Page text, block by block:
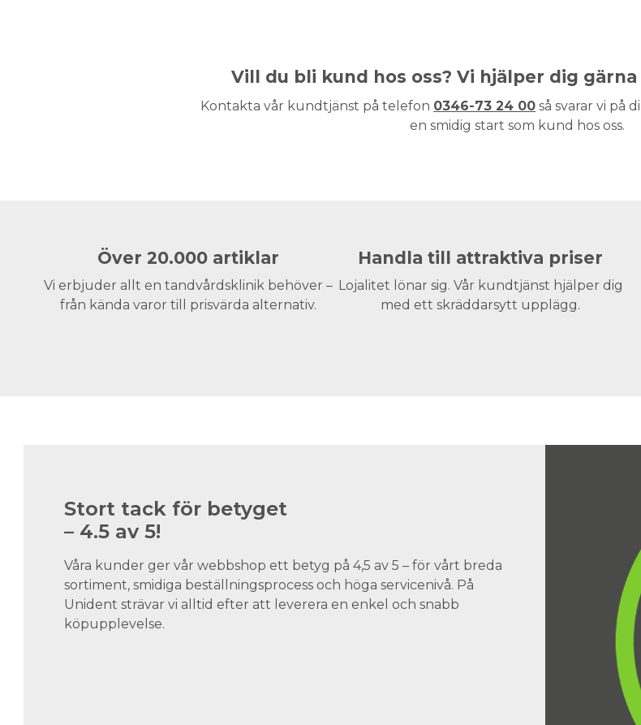
Vill du bli kund hos oss? Vi hjälper dig
Kontakta vår kundtjänst på telefon 0346-73 24 00 så svarar vi på
en smidig start som kund hos oss.
Över 20.000 artiklar
Vi erbjuder allt en tandvårdsklinik behöver –
från kända varor till prisvärda alternativ.
Handla till attraktiva priser
Lojalitet lönar sig. Vår kundtjänst hjälper dig
med ett skräddarsytt upplägg.
Stort tack för betyget
– 4.5 av 5!
Våra kunder ger vår webbshop ett betyg på 4,5 av 5 – för vårt breda
sortiment, smidiga beställningsprocess och höga servicenivå. På
Unident strävar vi alltid efter att leverera en enkel och snabb
köpupplevelse.